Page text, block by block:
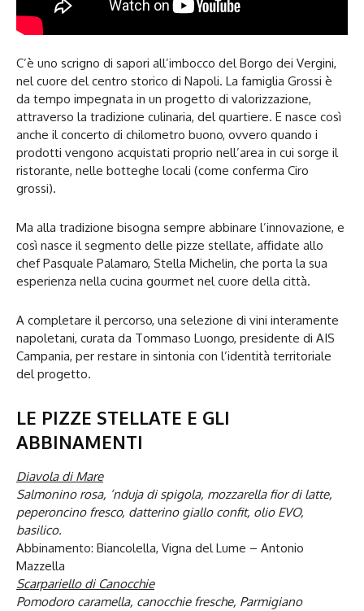
C’è uno scrigno di sapori all’imbocco del Borgo dei Vergini,
nel cuore del centro storico di Napoli. La famiglia Grossi è
da tempo impegnata in un progetto di valorizzazione,
attraverso la tradizione culinaria, del quartiere. E nasce così
anche il concerto di chilometro buono, ovvero quando i
prodotti vengono acquistati proprio nell’area in cui sorge il
ristorante, nelle botteghe locali (come conferma Ciro
grossi).
Ma alla tradizione bisogna sempre abbinare l’innovazione, e
così nasce il segmento delle pizze stellate, affidate allo
chef Pasquale Palamaro, Stella Michelin, che porta la sua
esperienza nella cucina gourmet nel cuore della città.
A completare il percorso, una selezione di vini interamente
napoletani, curata da Tommaso Luongo, presidente di AIS
Campania, per restare in sintonia con l’identità territoriale
del progetto.
LE PIZZE STELLATE E GLI
ABBINAMENTI
Diavola di Mare
Salmonino rosa, ‘nduja di spigola, mozzarella fior di latte,
peperoncino fresco, datterino giallo confit, olio EVO,
basilico.
Abbinamento: Biancolella, Vigna del Lume – Antonio
Mazzella
Scarpariello di Canocchie
Pomodoro caramella, canocchie fresche, Parmigiano